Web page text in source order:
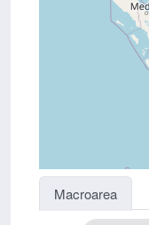
Macroarea